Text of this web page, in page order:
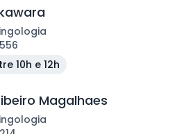
10h e 12h
Magalhaes